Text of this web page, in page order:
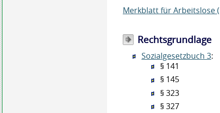
Merkblatt für Arbeitslose
Rechtsgrundlage
Sozialgesetzbuch 3:
§ 141
§ 145
§ 323
§ 327